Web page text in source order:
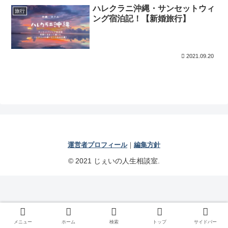
旅行
ハレクラニ沖縄・サンセットウィ
ング宿泊記！【新婚旅行】
2021.09.20
運営者プロフィール｜ 編集方針
© 2021 じぇいの人生相談室.
メニュー ホーム 検索 トップ サイドバー